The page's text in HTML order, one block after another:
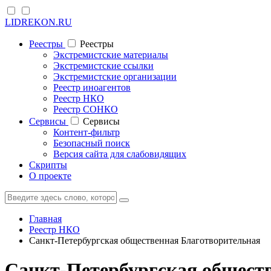
LIDREKON.RU
Реестры
Реестры
Экстремистские материалы
Экстремистские ссылки
Экстремистские организации
Реестр иноагентов
Реестр НКО
Реестр СОНКО
Cервисы
Cервисы
Контент-фильтр
Безопасный поиск
Версия сайта для слабовидящих
Скрипты
О проекте
Главная
Реестр НКО
Санкт-Петербургская общественная Благотворительная